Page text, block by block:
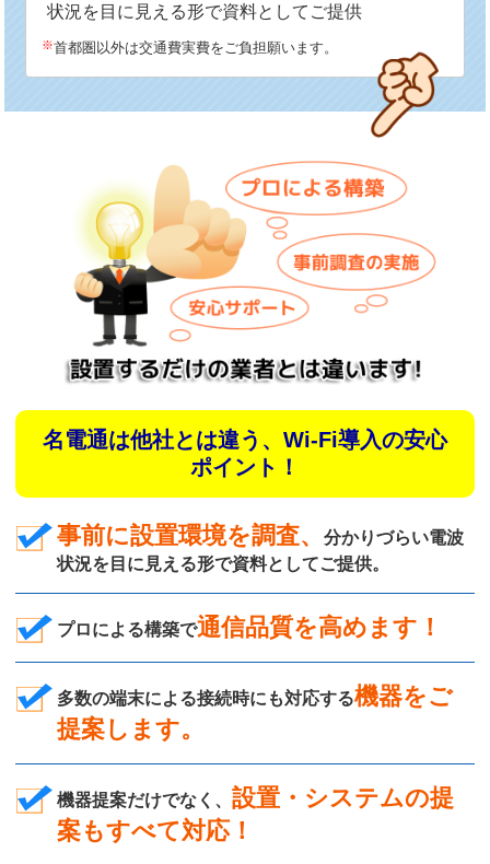
状況を目に見える形で資料としてご提供
※首都圏以外は交通費実費をご負担願います。
名電通は他社とは違う、Wi-Fi導入の安心
ポイント！
事前に設置環境を調査、分かりづらい電波
状況を目に見える形で資料としてご提供。
プロによる構築で通信品質を高めます！
多数の端末による接続時にも対応する機器をご
提案します。
機器提案だけでなく、設置・システムの提
案もすべて対応！